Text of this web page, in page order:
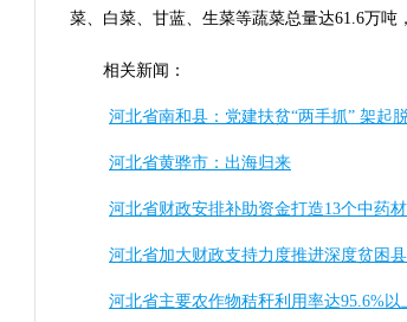
菜、白菜、甘蓝、生菜等蔬菜总量达61.6万
相关新闻：
河北省南和县：党建扶贫“两手抓” 架起
河北省黄骅市：出海归来
河北省财政安排补助资金打造13个中药
河北省加大财政支持力度推进深度贫困
河北省主要农作物秸秆利用率达95.6%以